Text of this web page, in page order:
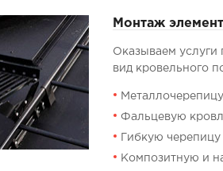
Монтаж
Оказываем услуги
вид кровельного
Металлочерепицу
Фальцевую
Гибкую черепицу
Композитную и